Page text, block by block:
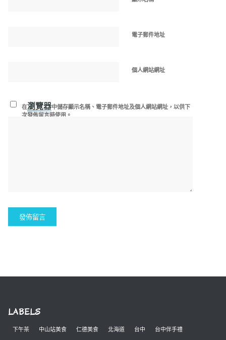
電子郵件地址
個人網站網址
在瀏覽器中儲存顯示名稱、電子郵件地址及個人網站網址，以供下
次發佈留言時使用。
LABELS
下午茶 中山站美食 仁德美食 北海道 台中 台中伴手禮